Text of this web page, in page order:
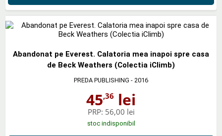
Abandonat pe Everest. Calatoria mea inapoi spre casa
de Beck Weathers (Colectia iClimb)
PREDA PUBLISHING - 2016
45,36 lei
PRP: 56,00 lei
stoc indisponibil